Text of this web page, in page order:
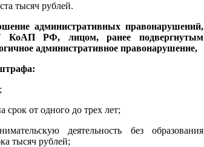
тысяч рублей.
административных правонарушений,
РФ, лицом, ранее подвергнутым
административное правонарушение,
от одного до трех лет;
деятельность без образования
тысяч рублей;